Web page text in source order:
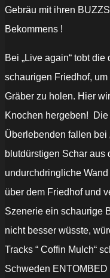
Gebräu mit ihren
Bekommens !
Bei „Live again“ tobt
schaurigen Friedhof,
Gräber zu holen. Hier
Knochen hergeben!
Überlebenden fallen bei
blutdürstigen Schar aus
undurchdringliche
über dem Friedhof und
Szenerie ein schaurige
nicht besser wüsste,
Tracks “ Coffin Mulch“
Schweden